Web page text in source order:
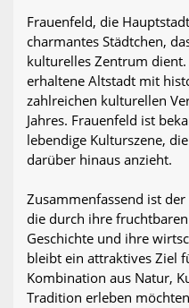
Frauenfeld, die
charmantes Städtchen,
kulturelles Zentrum
erhaltene Altstadt mit
zahlreichen kulturellen
Jahres. Frauenfeld ist
lebendige Kulturszene,
darüber hinaus anzieht.
Zusammenfassend ist
die durch ihre
Geschichte und ihre
bleibt ein attraktives Ziel
Kombination aus Natur,
Tradition erleben